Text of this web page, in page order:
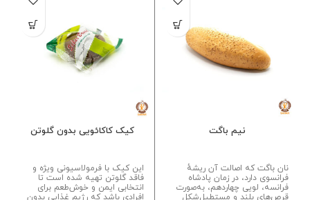
نیم باگت
نان باگت که اصالت آن ریشهٔ
فرانسوی دارد، در زمان پادشاه
فرانسه، لویی چهاردهم، به‌صورت
قرص‌های بلند و مستطیل‌شکل
کیک کاکائویی بدون گلوتن
این کیک با فرمولاسیونی ویژه و
فاقد گلوتن تهیه شده است تا
انتخابی ایمن و خوش‌طعم برای
افرادی باشد که رژیم غذایی بدون